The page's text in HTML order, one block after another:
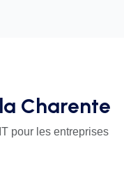
Charente
pour les entreprises